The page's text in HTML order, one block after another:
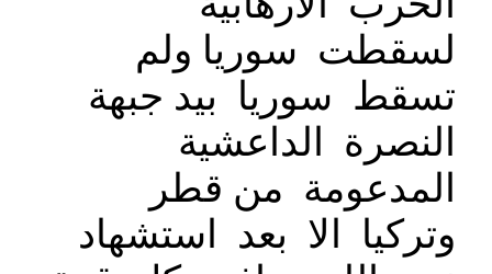
لسقطت سوريا ولم
تسقط سوريا بيد جبهة
النصرة الداعشية
المدعومة من قطر
وتركيا الا بعد استشهاد